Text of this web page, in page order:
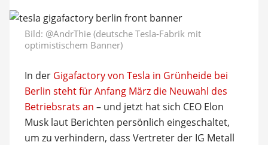
Bild: @AndrThie (deutsche Tesla-Fabrik mit
optimistischem Banner)
In der Gigafactory von Tesla in Grünheide bei
Berlin steht für Anfang März die Neuwahl des
Betriebsrats an – und jetzt hat sich CEO Elon
Musk laut Berichten persönlich eingeschaltet,
um zu verhindern, dass Vertreter der IG Metall